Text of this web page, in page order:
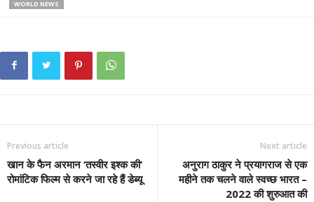
WORLD NEWS
Previous article
खान के फैन अरमान ‘तस्वीर इश्क की’
रोमांटिक फिल्म से करने जा रहे हैं डेब्यू
Next article
अनुराग ठाकुर ने प्रयागराज से एक
महीने तक चलने वाले स्वच्छ भारत –
2022 की शुरुआत की